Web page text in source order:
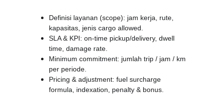
Definisi layanan (scope): jam kerja, rute,
kapasitas, jenis cargo allowed.
SLA & KPI: on-time pickup/delivery, dwell
time, damage rate.
Minimum commitment: jumlah trip / jam / km
per periode.
Pricing & adjustment: fuel surcharge
formula, indexation, penalty & bonus.